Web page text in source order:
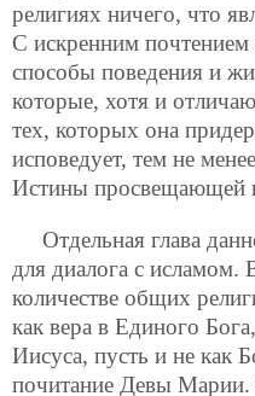
религиях ничего, что
С искренним почтением
способы поведения и
которые, хотя и
тех, которых она
исповедует, тем не
Истины просвещающей
Отдельная глава
для диалога с
количестве общих
как вера в Единого
Иисуса, пусть и не как
почитание Девы Марии.